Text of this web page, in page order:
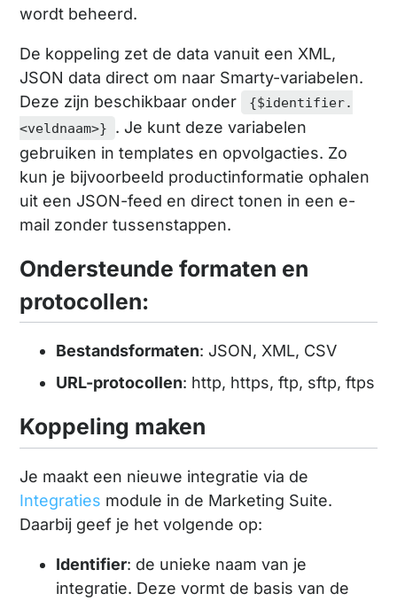
wordt beheerd.
De koppeling zet de data vanuit een XML,
JSON data direct om naar Smarty-variabelen.
Deze zijn beschikbaar onder
{$identifier.
<veldnaam>}
. Je kunt deze variabelen
gebruiken in templates en opvolgacties. Zo
kun je bijvoorbeeld productinformatie ophalen
uit een JSON-feed en direct tonen in een e-
mail zonder tussenstappen.
Ondersteunde formaten en
protocollen:
Bestandsformaten: JSON, XML, CSV
URL-protocollen: http, https, ftp, sftp, ftps
Koppeling maken
Je maakt een nieuwe integratie via de
Integraties module in de Marketing Suite.
Daarbij geef je het volgende op:
Identifier: de unieke naam van je
integratie. Deze vormt de basis van de